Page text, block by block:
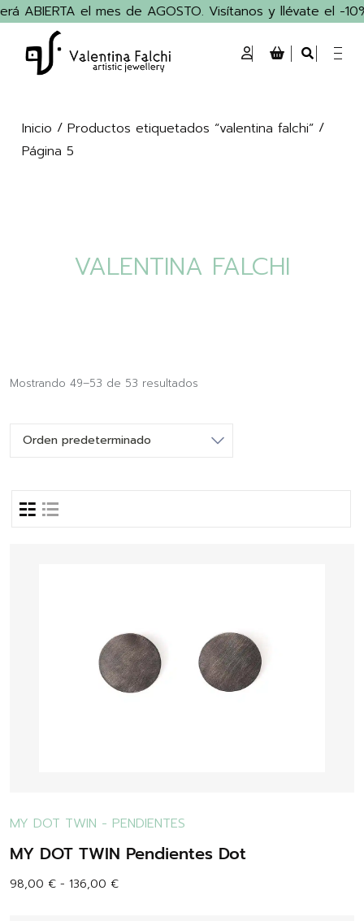
ABIERTA el mes de AGOSTO. Visítanos y llévate el -
Inicio / Productos etiquetados “valentina falchi” /
Página 5
VALENTINA FALCHI
Mostrando 49–53 de 53 resultados
MY DOT TWIN - PENDIENTES
MY DOT TWIN Pendientes Dot
98,00 € - 136,00 €